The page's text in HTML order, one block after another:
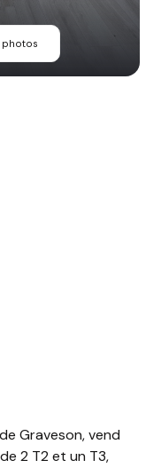
photos
Graveson, vend
2 T2 et un T3,